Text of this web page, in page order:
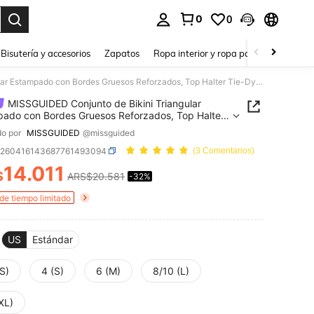
0 0
Bisutería y accesorios Zapatos Ropa interior y ropa para dormir
MISSGUIDED Conjunto de Bikini Triangular Estampado con Bordes Gruesos Reforzados, Top Halter Tie-Dye y Braguita Tanga, Ropa de Playa de Verano
MISSGUIDED Conjunto de Bikini Triangular
con Bordes Gruesos Reforzados, Top Halter
por MISSGUIDED @missguided
(3 Comentarios)
AND AVAILABILITY
14.011 ARS$20.581 -32%
tiempo limitado
US Estándar
4 (S) 6 (M) 8/10 (L)